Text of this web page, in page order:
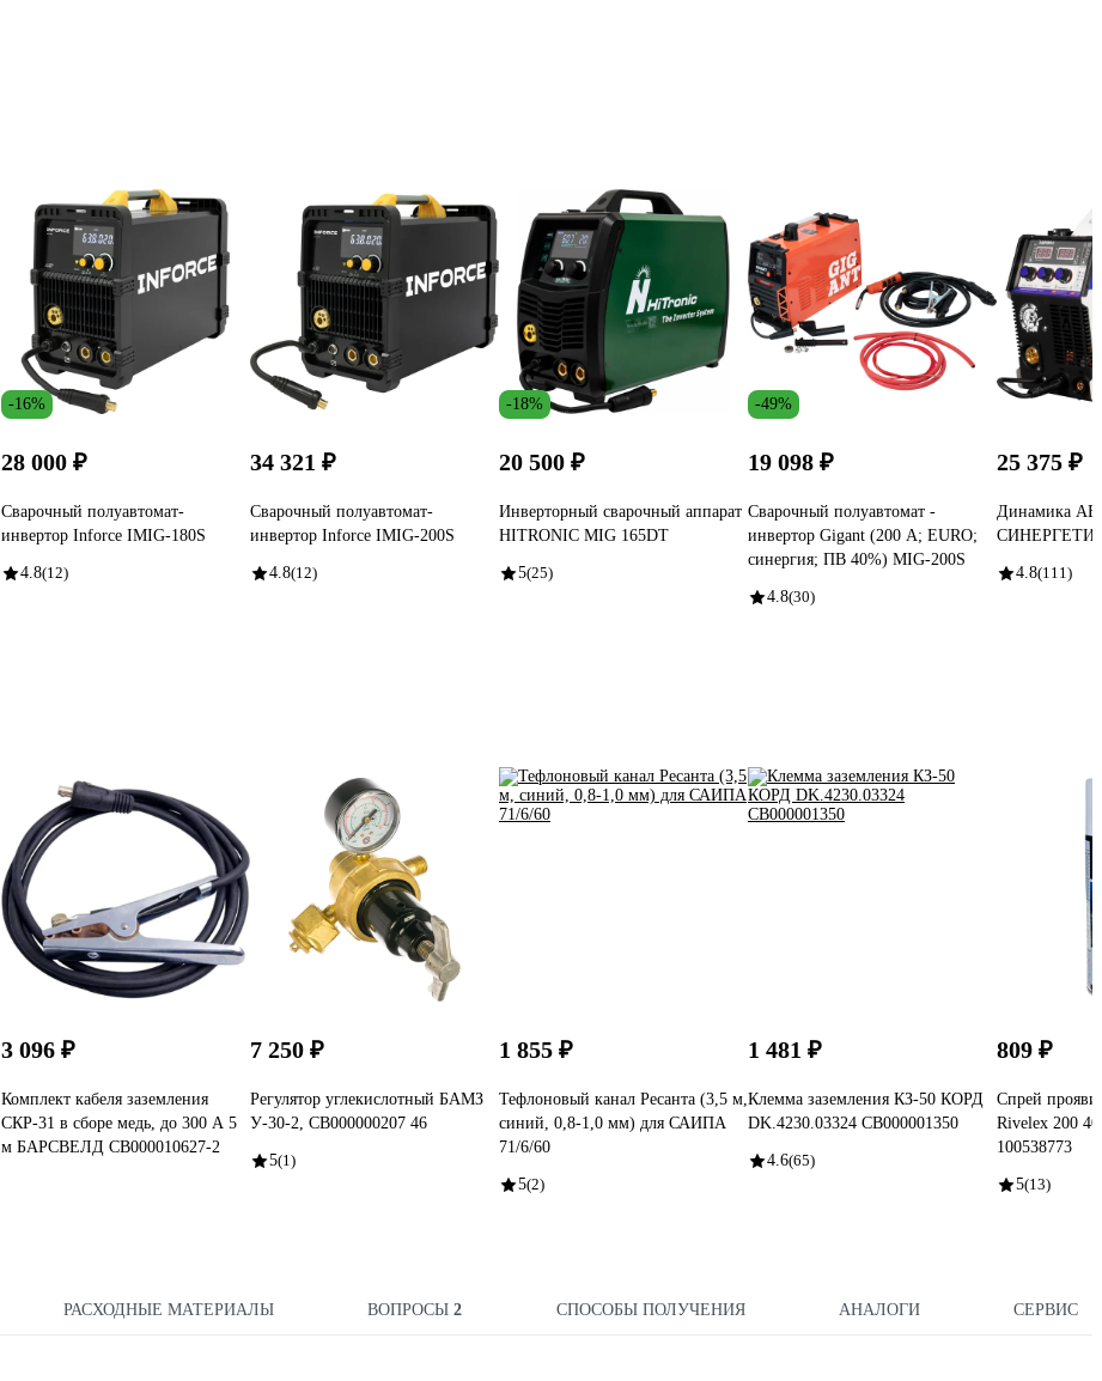
-16%
28 000 ₽
Сварочный полуавтомат-
инвертор Inforce IMIG-180S
4.8(12)
34 321 ₽
Сварочный полуавтомат-
инвертор Inforce IMIG-200S
4.8(12)
-18%
20 500 ₽
Инверторный сварочный аппарат
HITRONIC MIG 165DT
5(25)
-49%
19 098 ₽
Сварочный полуавтомат -
инвертор Gigant (200 А; EURO;
синергия; ПВ 40%) MIG-200S
4.8(30)
25 375 ₽
Динамика
4.8(111)
3 096 ₽
Комплект кабеля заземления
СКР-31 в сборе медь, до 300 А 5
м БАРСВЕЛД СВ000010627-2
7 250 ₽
Регулятор углекислотный БАМЗ
У-30-2, СВ000000207 46
5(1)
1 855 ₽
Тефлоновый канал Ресанта (3,5 м,
синий, 0,8-1,0 мм) для САИПА
71/6/60
5(2)
1 481 ₽
Клемма заземления КЗ-50 КОРД
DK.4230.03324 СВ000001350
4.6(65)
809 ₽
Спрей
Rivelex 200
100538773
5(13)
РАСХОДНЫЕ МАТЕРИАЛЫ ВОПРОСЫ2 СПОСОБЫ ПОЛУЧЕНИЯ АНАЛОГИ СЕРВИС